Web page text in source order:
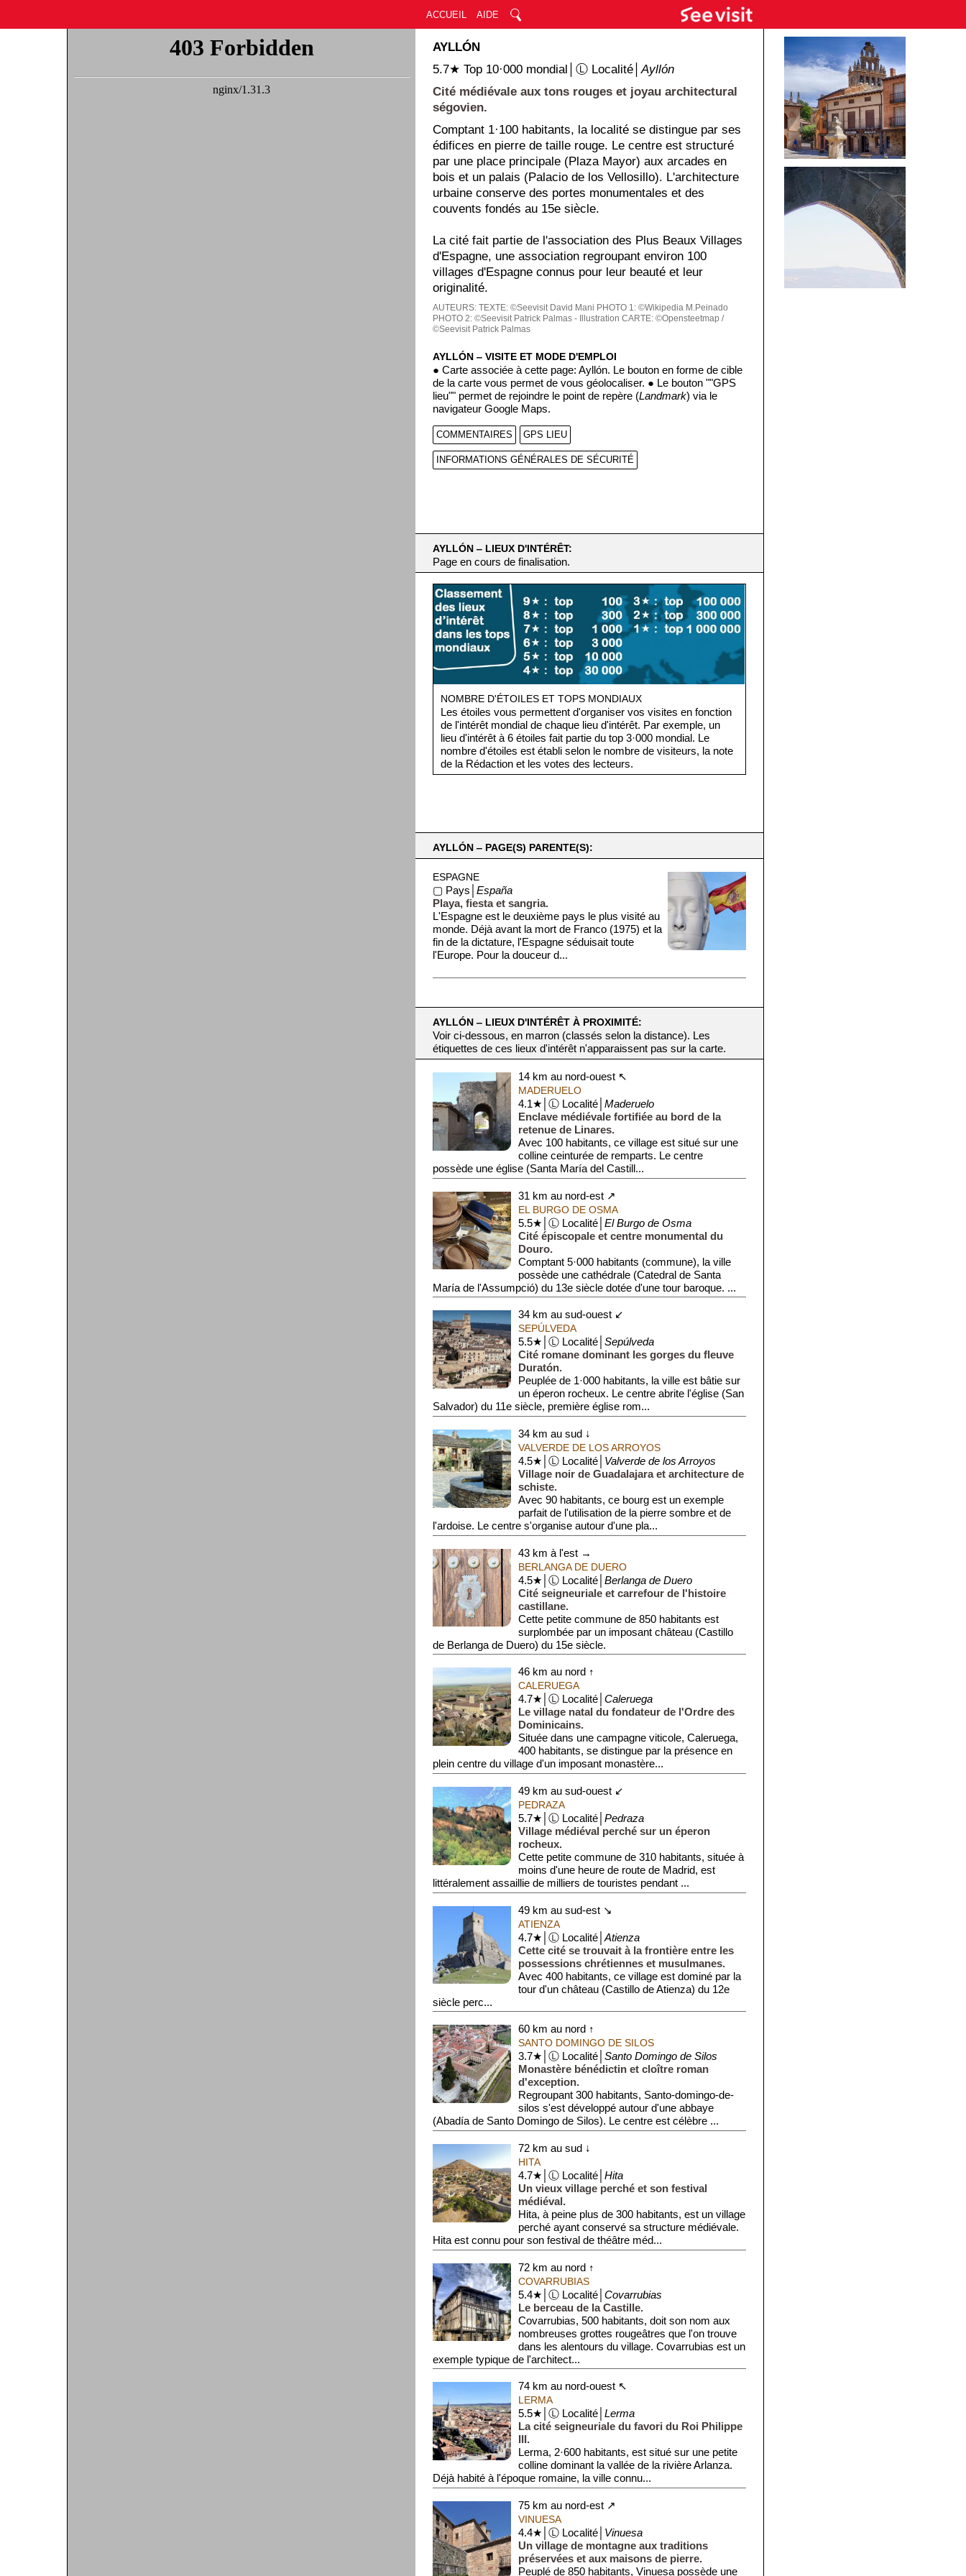
ACCUEIL AIDE
AYLLÓN
5.7★ Top 10·000 mondial│Ⓛ Localité│Ayllón
Cité médiévale aux tons rouges et joyau architectural
ségovien.
Comptant 1·100 habitants, la localité se distingue par ses
édifices en pierre de taille rouge. Le centre est structuré
par une place principale (Plaza Mayor) aux arcades en
bois et un palais (Palacio de los Vellosillo). L'architecture
urbaine conserve des portes monumentales et des
couvents fondés au 15e siècle.
La cité fait partie de l'association des Plus Beaux Villages
d'Espagne, une association regroupant environ 100
villages d'Espagne connus pour leur beauté et leur
originalité.
AUTEURS:TEXTE: ©Seevisit David Mani PHOTO 1: ©Wikipedia M.Peinado
PHOTO 2: ©Seevisit Patrick Palmas - Illustration CARTE: ©Opensteetmap /
©Seevisit Patrick Palmas
AYLLÓN ‒ VISITE ET MODE D'EMPLOI
● Carte associée à cette page: Ayllón. Le bouton en forme de cible
de la carte vous permet de vous géolocaliser. ● Le bouton ""GPS
lieu"" permet de rejoindre le point de repère (Landmark) via le
navigateur Google Maps.
COMMENTAIRES GPS LIEU
INFORMATIONS GÉNÉRALES DE SÉCURITÉ
AYLLÓN ‒ LIEUX D'INTÉRÊT:
Page en cours de finalisation.
NOMBRE D'ÉTOILES ET TOPS MONDIAUX
Les étoiles vous permettent d'organiser vos visites en fonction
de l'intérêt mondial de chaque lieu d'intérêt. Par exemple, un
lieu d'intérêt à 6 étoiles fait partie du top 3·000 mondial. Le
nombre d'étoiles est établi selon le nombre de visiteurs, la note
de la Rédaction et les votes des lecteurs.
AYLLÓN ‒ PAGE(S) PARENTE(S):
ESPAGNE
▢ Pays│España
Playa, fiesta et sangria.
L'Espagne est le deuxième pays le plus visité au
monde. Déjà avant la mort de Franco (1975) et la
fin de la dictature, l'Espagne séduisait toute
l'Europe. Pour la douceur d...
AYLLÓN ‒ LIEUX D'INTÉRÊT À PROXIMITÉ:
Voir ci-dessous, en marron (classés selon la distance). Les
étiquettes de ces lieux d'intérêt n'apparaissent pas sur la carte.
14 km au nord-ouest ↖
MADERUELO
4.1★│Ⓛ Localité│ Maderuelo
Enclave médiévale fortifiée au bord de la
retenue de Linares.
Avec 100 habitants, ce village est situé sur une
colline ceinturée de remparts. Le centre
possède une église (Santa María del Castill...
31 km au nord-est ↗
EL BURGO DE OSMA
5.5★│Ⓛ Localité│ El Burgo de Osma
Cité épiscopale et centre monumental du
Douro.
Comptant 5·000 habitants (commune), la ville
possède une cathédrale (Catedral de Santa
María de l'Assumpció) du 13e siècle dotée d'une tour baroque. ...
34 km au sud-ouest ↙
SEPÚLVEDA
5.5★│Ⓛ Localité│ Sepúlveda
Cité romane dominant les gorges du fleuve
Duratón.
Peuplée de 1·000 habitants, la ville est bâtie sur
un éperon rocheux. Le centre abrite l'église (San
Salvador) du 11e siècle, première église rom...
34 km au sud ↓
VALVERDE DE LOS ARROYOS
4.5★│Ⓛ Localité│ Valverde de los Arroyos
Village noir de Guadalajara et architecture de
schiste.
Avec 90 habitants, ce bourg est un exemple
parfait de l'utilisation de la pierre sombre et de
l'ardoise. Le centre s'organise autour d'une pla...
43 km à l'est →
BERLANGA DE DUERO
4.5★│Ⓛ Localité│ Berlanga de Duero
Cité seigneuriale et carrefour de l'histoire
castillane.
Cette petite commune de 850 habitants est
surplombée par un imposant château (Castillo
de Berlanga de Duero) du 15e siècle.
Le centr...
46 km au nord ↑
CALERUEGA
4.7★│Ⓛ Localité│ Caleruega
Le village natal du fondateur de l'Ordre des
Dominicains.
Située dans une campagne viticole, Caleruega,
400 habitants, se distingue par la présence en
plein centre du village d'un imposant monastère...
49 km au sud-ouest ↙
PEDRAZA
5.7★│Ⓛ Localité│ Pedraza
Village médiéval perché sur un éperon
rocheux.
Cette petite commune de 310 habitants, située à
moins d'une heure de route de Madrid, est
littéralement assaillie de milliers de touristes pendant ...
49 km au sud-est ↘
ATIENZA
4.7★│Ⓛ Localité│ Atienza
Cette cité se trouvait à la frontière entre les
possessions chrétiennes et musulmanes.
Avec 400 habitants, ce village est dominé par la
tour d'un château (Castillo de Atienza) du 12e
siècle perc...
60 km au nord ↑
SANTO DOMINGO DE SILOS
3.7★│Ⓛ Localité│ Santo Domingo de Silos
Monastère bénédictin et cloître roman
d'exception.
Regroupant 300 habitants, Santo-domingo-de-
silos s'est développé autour d'une abbaye
(Abadía de Santo Domingo de Silos). Le centre est célèbre ...
72 km au sud ↓
HITA
4.7★│Ⓛ Localité│ Hita
Un vieux village perché et son festival
médiéval.
Hita, à peine plus de 300 habitants, est un village
perché ayant conservé sa structure médiévale.
Hita est connu pour son festival de théâtre méd...
72 km au nord ↑
COVARRUBIAS
5.4★│Ⓛ Localité│ Covarrubias
Le berceau de la Castille.
Covarrubias, 500 habitants, doit son nom aux
nombreuses grottes rougeâtres que l'on trouve
dans les alentours du village. Covarrubias est un
exemple typique de l'architect...
74 km au nord-ouest ↖
LERMA
5.5★│Ⓛ Localité│ Lerma
La cité seigneuriale du favori du Roi Philippe
III.
Lerma, 2·600 habitants, est situé sur une petite
colline dominant la vallée de la rivière Arlanza.
Déjà habité à l'époque romaine, la ville connu...
75 km au nord-est ↗
VINUESA
4.4★│Ⓛ Localité│ Vinuesa
Un village de montagne aux traditions
préservées et aux maisons de pierre.
Peuplé de 850 habitants, Vinuesa possède une